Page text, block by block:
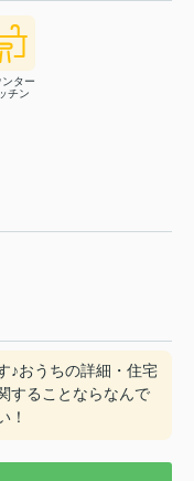
ンター
チン
♪おうちの詳細・住宅
することならなんで
！